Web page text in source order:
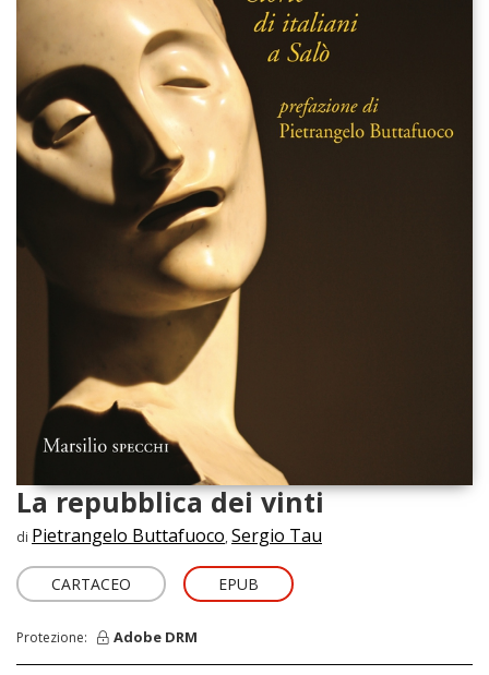
La repubblica dei vinti
di Pietrangelo Buttafuoco, Sergio Tau
CARTACEO EPUB
Protezione: Adobe DRM